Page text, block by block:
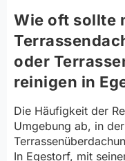
Wie oft sollte
oder
reinigen in
Die Häufigkeit der
Umgebung ab, in
In Egestorf, mit